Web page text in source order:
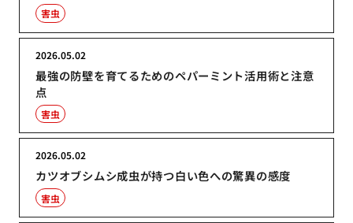
害虫
最強の防壁を育てるためのペパーミント活用術と注意
点
2026.05.02
害虫
カツオブシムシ成虫が持つ白い色への驚異の感度
2026.05.02
害虫